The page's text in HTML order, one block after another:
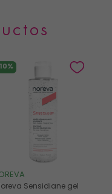
Sensidiane gel